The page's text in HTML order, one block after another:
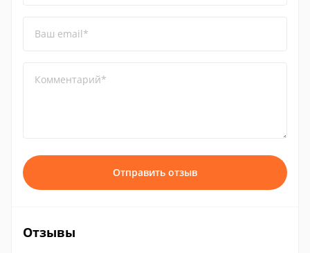
Ваш email*
Комментарий*
Отправить отзыв
Отзывы